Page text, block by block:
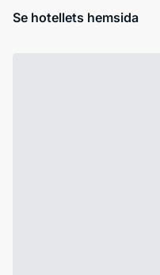
Se hotellets hemsida